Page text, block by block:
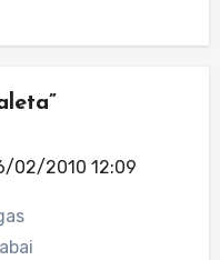
02/2010 12:09